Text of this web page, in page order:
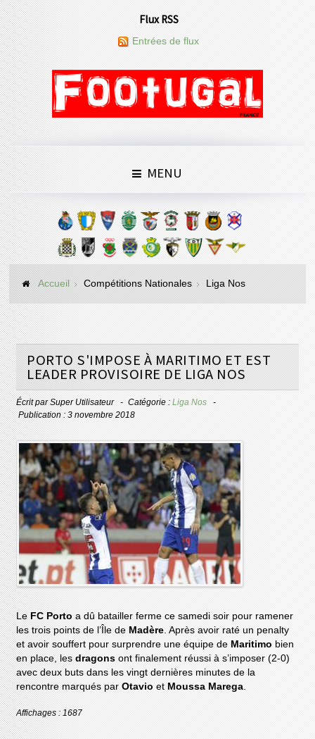
Flux RSS
Entrées de flux
MENU
Accueil Compétitions Nationales Liga Nos
PORTO S'IMPOSE À MARITIMO ET EST
LEADER PROVISOIRE DE LIGA NOS
Écrit parSuper Utilisateur Catégorie :Liga Nos
Publication : 3 novembre 2018
LeFC Porto a dû batailler ferme ce samedi soir pour ramener
les trois points de l’Île de Madère. Après avoir raté un penalty
et avoir souffert pour surprendre une équipe de Maritimo bien
en place, lesdragons ont finalement réussi à s’imposer (2-0)
avec deux buts dans les vingt dernières minutes de la
rencontre marqués parOtavio et Moussa Marega.
Affichages : 1687